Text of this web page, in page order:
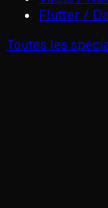
Flutter /
Toutes les